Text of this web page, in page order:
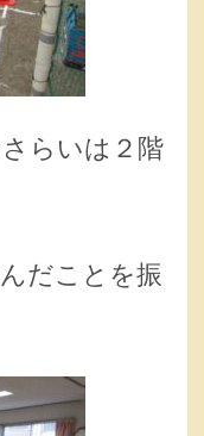
らいは２階
だことを振